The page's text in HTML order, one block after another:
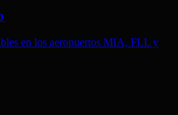
en los aeropuertos MIA, FLL y